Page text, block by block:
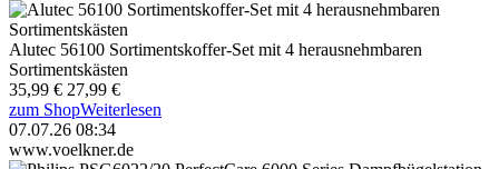
Alutec 56100 Sortimentskoffer-Set mit 4 herausnehmbaren
Sortimentskästen
35,99 € 27,99 €
zum ShopWeiterlesen
07.07.26 08:34
www.voelkner.de